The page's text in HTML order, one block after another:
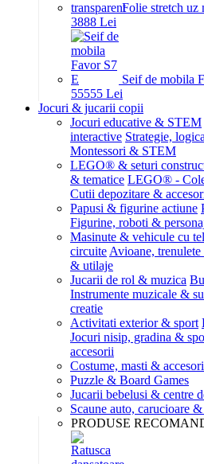
Folie stretch uz
3888 Lei
Seif de mobila
55555 Lei
Jocuri & jucarii copii
Jocuri educative & STEM
interactive Strategie,
Montessori & STEM
LEGO® & seturi
& tematice LEGO® -
Cutii depozitare &
Papusi & figurine actiune
Figurine, roboti &
Masinute & vehicule cu
circuite Avioane,
& utilaje
Jucarii de rol & muzica
Instrumente muzicale &
creatie
Activitati exterior & sport
Jocuri nisip, gradina &
accesorii
Costume, masti &
Puzzle & Board Games
Jucarii bebelusi & centre
Scaune auto, carucioare
PRODUSE